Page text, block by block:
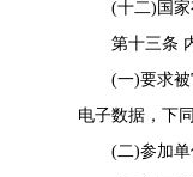
(十二)国家有
第十三条 内
(一)要求被审
电子数据，下
(二)参加单位